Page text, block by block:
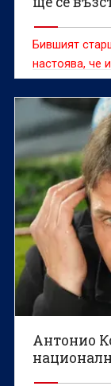
Бившият
настоява, че
възстанови“
Световно
Антонио